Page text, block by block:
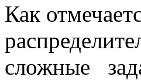
Как
сложные